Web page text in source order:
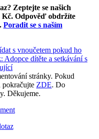
Zeptejte se našich
Kč. Odpověď obdržíte
. Poradit se s naším
s vnoučetem pokud ho
Adopce dítěte a setkávání s
stránky. Pokud
pokračujte ZDE. Do
Děkujeme.